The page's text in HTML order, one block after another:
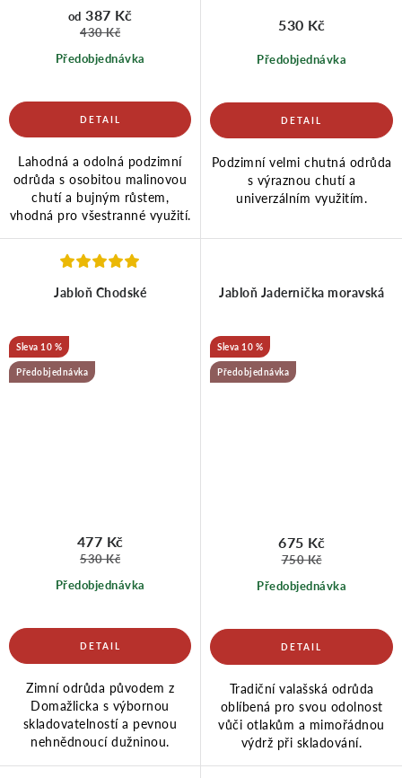
Předobjednávka
od 387 Kč
430 Kč
Lahodná a odolná podzimní
odrůda s osobitou malinovou
chutí a bujným růstem,
vhodná pro všestranné využití.
Předobjednávka
530 Kč
Podzimní velmi chutná odrůda
s výraznou chutí a
univerzálním využitím.
Jabloň Chodské
10 %
Předobjednávka
Předobjednávka
477 Kč
530 Kč
Zimní odrůda původem z
Domažlicka s výbornou
skladovatelností a pevnou
nehnědnoucí dužninou.
Jabloň Jadernička moravská
10 %
Předobjednávka
Předobjednávka
675 Kč
750 Kč
Tradiční valašská odrůda
oblíbená pro svou odolnost
vůči otlakům a mimořádnou
výdrž při skladování.